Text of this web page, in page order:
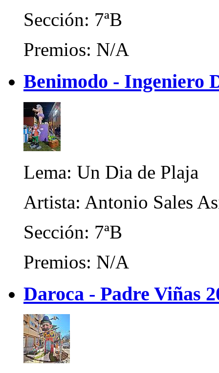
Sección: 7ªB
Premios: N/A
Benimodo - Ingeniero
Lema: Un Dia de Plaja
Artista: Antonio Sales
Sección: 7ªB
Premios: N/A
Daroca - Padre Viñas